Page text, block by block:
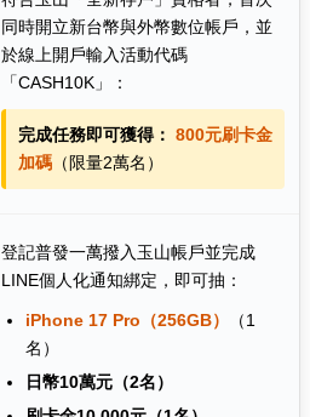
同時開立新台幣與外幣數位帳戶，並
於線上開戶輸入活動代碼
「CASH10K」：
完成任務即可獲得： 800元刷卡金
加碼 （限量2萬名）
登記普發一萬撥入玉山帳戶並完成
LINE個人化通知綁定，即可抽：
iPhone 17 Pro（256GB）
（1
名）
日幣10萬元（2名）